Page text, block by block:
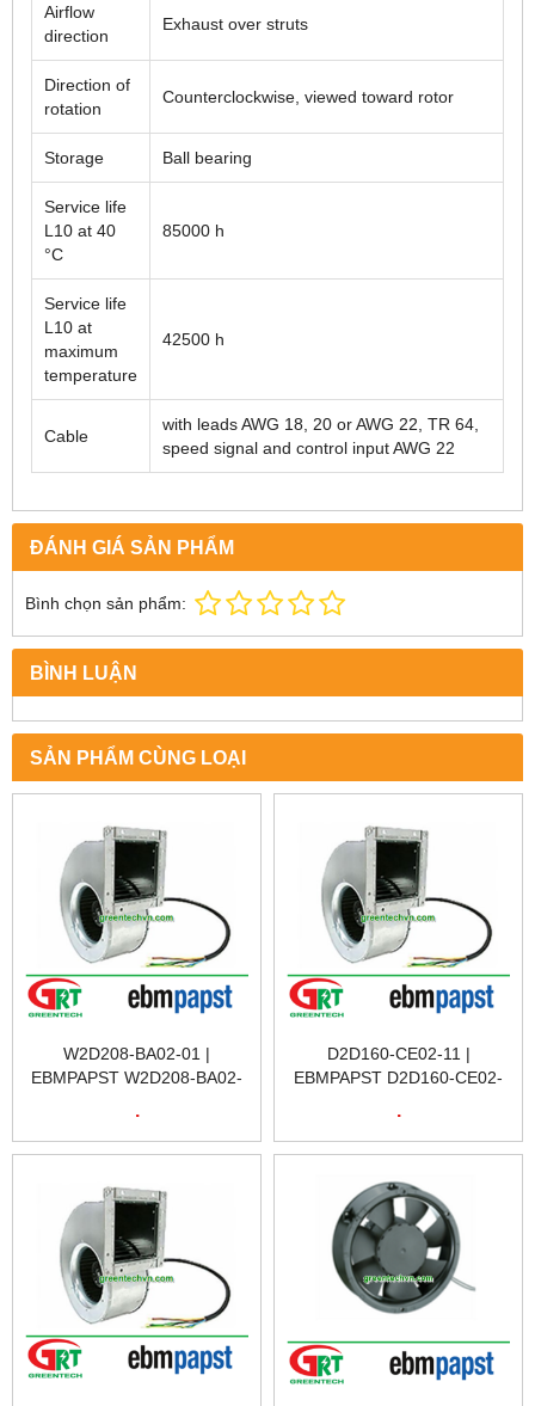
Airflow
direction
Exhaust over struts
Direction of
rotation
Counterclockwise, viewed toward rotor
Storage Ball bearing
Service life
L10 at 40
°C
85000 h
Service life
L10 at
maximum
temperature
42500 h
Cable
with leads AWG 18, 20 or AWG 22, TR 64,
speed signal and control input AWG 22
ĐÁNH GIÁ SẢN PHẨM
Bình chọn sản phẩm:
BÌNH LUẬN
SẢN PHẨM CÙNG LOẠI
W2D208-BA02-01 |
EBMPAPST W2D208-BA02-
EBMPAPST VIỆT NAM
D2D160-CE02-11 |
EBMPAPST D2D160-CE02-
EBMPAPST VIỆT NAM